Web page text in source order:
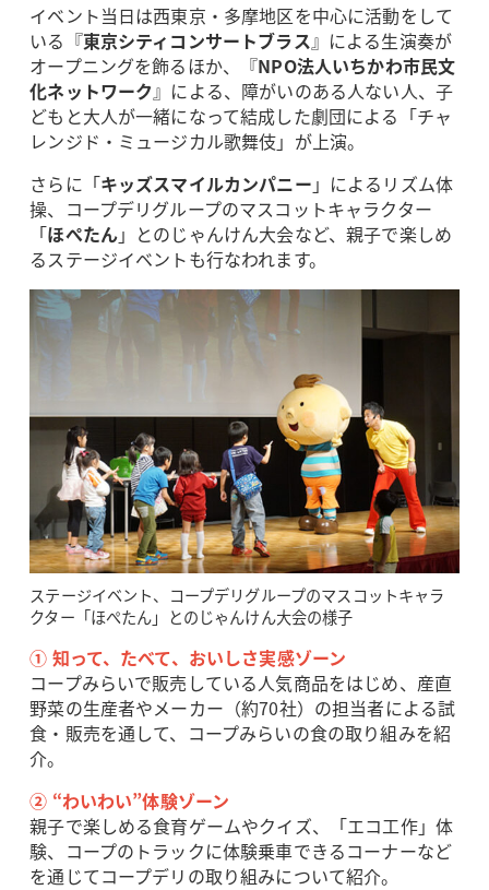
イベント当日は西東京・多摩地区を中心に活動をして
いる『東京シティコンサートブラス』による生演奏が
オープニングを飾るほか、『NPO法人いちかわ市民文
化ネットワーク』による、障がいのある人ない人、子
どもと大人が一緒になって結成した劇団による「チャ
レンジド・ミュージカル歌舞伎」が上演。
さらに「キッズスマイルカンパニー 」によるリズム体
操、コープデリグループのマスコットキャラクター
「ほぺたん」とのじゃんけん大会など、親子で楽しめ
るステージイベントも行なわれます。
ステージイベント、コープデリグループのマスコットキャラ
クター「ほぺたん」とのじゃんけん大会の様子
① 知って、たべて、おいしさ実感ゾーン
コープみらいで販売している人気商品をはじめ、産直
野菜の生産者やメーカー（約70社）の担当者による試
食・販売を通して、コープみらいの食の取り組みを紹
介。
② “わいわい”体験ゾーン
親子で楽しめる食育ゲームやクイズ、「エコ工作」体
験、コープのトラックに体験乗車できるコーナーなど
を通じてコープデリの取り組みについて紹介。